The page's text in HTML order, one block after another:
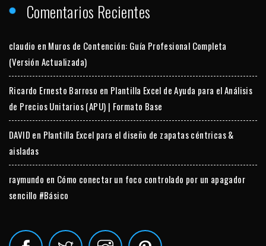
Comentarios Recientes
claudio en Muros de Contención: Guía Profesional Completa
(Versión Actualizada)
Ricardo Ernesto Barroso en Plantilla Excel de Ayuda para el Análisis
de Precios Unitarios (APU) | Formato Base
DAVID en Plantilla Excel para el diseño de zapatas céntricas &
aisladas
raymundo en Cómo conectar un foco controlado por un apagador
sencillo #Básico